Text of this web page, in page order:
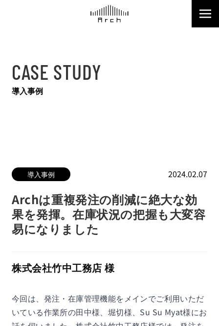
CASE STUDY
導入事例
導入事例 2024.02.07
Archは重複発注の削減に絶大な効
果を発揮。在庫状況の把握も大変容
易になりました
株式会社竹中工務店 様
今回は、発注・在庫管理機能をメインでご利用いただ
いている作業所の田中様、堀切様、Su Su Myat様にお